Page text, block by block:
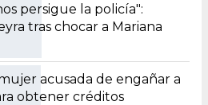
persigue la policía":
tras chocar a Mariana
acusada de engañar a
obtener créditos